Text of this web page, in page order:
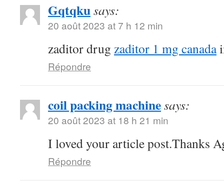
Gqtqkusays:
20 août 2023 at 7 h 12 min
zaditor drug zaditor 1 mg canada
Répondre
coil packing machinesays:
20 août 2023 at 18 h 21 min
I loved your article post.Thanks
Répondre